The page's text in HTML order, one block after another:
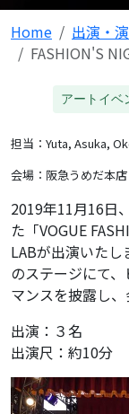
Home 出演・
FASHION'S
アートイベ
担当：Yuta, Asuka,
会場：阪急うめだ本
2019年11月16日
た「VOGUE
LABが出演いた
のステージにて
マンスを披露し
出演：３名
出演尺：約10分